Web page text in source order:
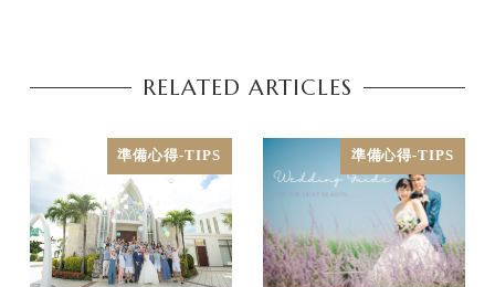
RELATED ARTICLES
準備心得-TIPS 準備心得-TIPS